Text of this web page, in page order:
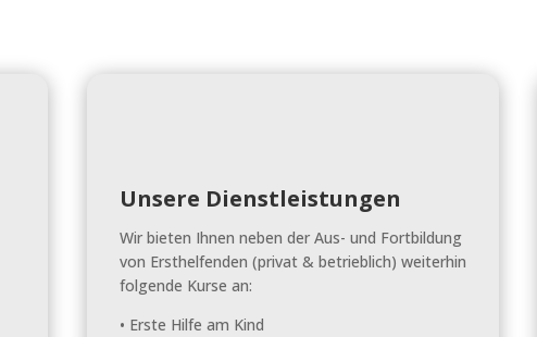
Unsere Dienstleistungen
Wir bieten Ihnen neben der Aus- und Fortbildung
von Ersthelfenden (privat & betrieblich) weiterhin
folgende Kurse an:
• Erste Hilfe am Kind